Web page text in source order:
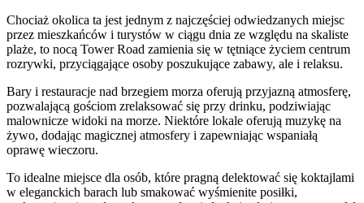
Chociaż okolica ta jest jednym z najczęściej odwiedzanych miejsc
przez mieszkańców i turystów w ciągu dnia ze względu na skaliste
plaże, to nocą Tower Road zamienia się w tętniące życiem centrum
rozrywki, przyciągające osoby poszukujące zabawy, ale i relaksu.
Bary i restauracje nad brzegiem morza oferują przyjazną atmosferę,
pozwalającą gościom zrelaksować się przy drinku, podziwiając
malownicze widoki na morze. Niektóre lokale oferują muzykę na
żywo, dodając magicznej atmosfery i zapewniając wspaniałą
oprawę wieczoru.
To idealne miejsce dla osób, które pragną delektować się koktajlami
w eleganckich barach lub smakować wyśmienite posiłki,